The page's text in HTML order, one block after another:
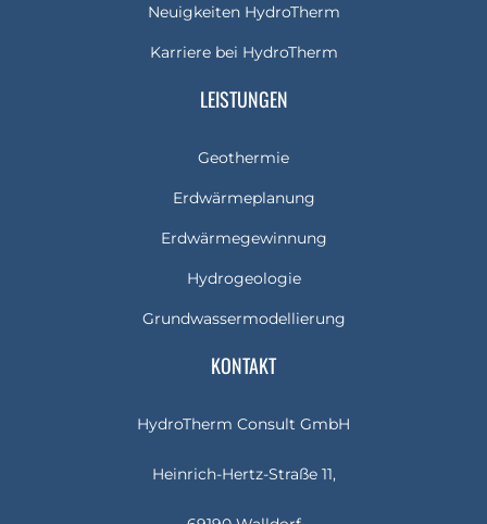
Neuigkeiten HydroTherm
Karriere bei HydroTherm
LEISTUNGEN
Geothermie
Erdwärmeplanung
Erdwärmegewinnung
Hydrogeologie
Grundwassermodellierung
KONTAKT
HydroTherm Consult GmbH
Heinrich-Hertz-Straße 11,